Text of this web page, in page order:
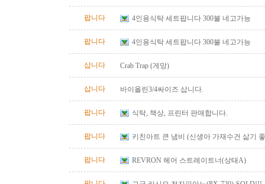
팝니다 4인용식탁 세트팝니다 300불 네고가능
팝니다 4인용식탁 세트팝니다 300불 네고가능
삽니다 Crab Trap (게망)
삽니다 바이올린3/4싸이즈 삽니다.
팝니다 식탁, 책상, 프린터 판매합니다.
팝니다 키친아트 큰 냄비 (신생아 가재수건 삶기
팝니다 REVRON 헤어 스트레이트너(상태A)